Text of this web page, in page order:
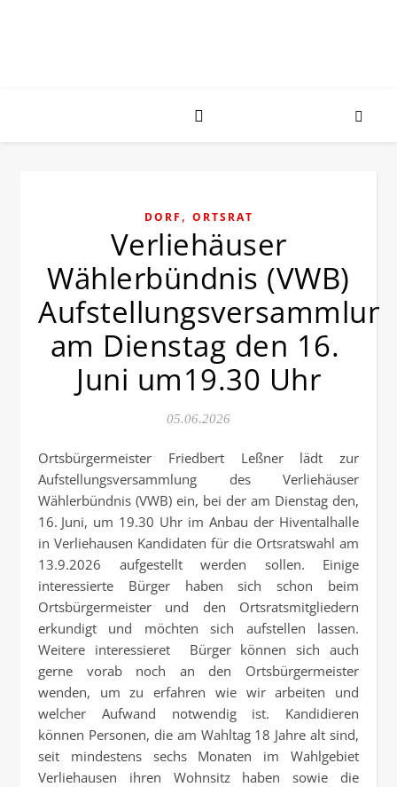
DORF , ORTSRAT
Verliehäuser
Wählerbündnis (VWB)
am Dienstag den 16.
Juni um19.30 Uhr
05.06.2026
Ortsbürgermeister Friedbert Leßner lädt zur
Aufstellungsversammlung des Verliehäuser
Wählerbündnis (VWB) ein, bei der am Dienstag den,
16. Juni, um 19.30 Uhr im Anbau der Hiventalhalle
in Verliehausen Kandidaten für die Ortsratswahl am
13.9.2026 aufgestellt werden sollen. Einige
interessierte Bürger haben sich schon beim
Ortsbürgermeister und den Ortsratsmitgliedern
erkundigt und möchten sich aufstellen lassen.
Weitere interessieret Bürger können sich auch
gerne vorab noch an den Ortsbürgermeister
wenden, um zu erfahren wie wir arbeiten und
welcher Aufwand notwendig ist. Kandidieren
können Personen, die am Wahltag 18 Jahre alt sind,
seit mindestens sechs Monaten im Wahlgebiet
Verliehausen ihren Wohnsitz haben sowie die